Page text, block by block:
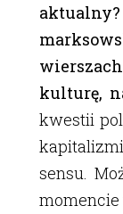
kulturę,
kwestii
sensu.
momencie